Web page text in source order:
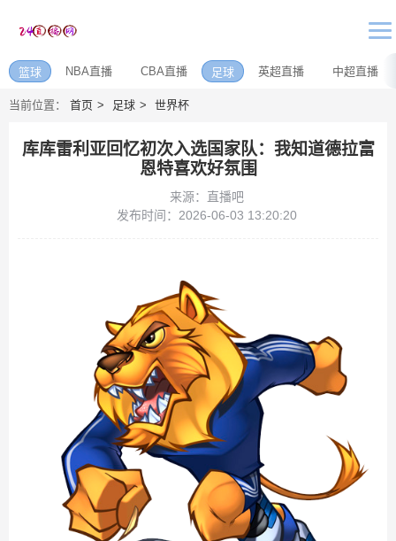
篮球 NBA直播 CBA直播 足球 英超直播 中超直播
当前位置： 首页 足球 世界杯
库库雷利亚回忆初次入选国家队：我知道德拉富
恩特喜欢好氛围
来源：直播吧
发布时间：2026-06-03 13:20:20